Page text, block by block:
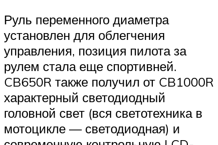
Руль переменного диаметра
установлен для облегчения
управления, позиция пилота за
рулем стала еще спортивней.
CB650R также получил от CB1000R
характерный светодиодный
головной свет (вся светотехника в
мотоцикле — светодиодная) и